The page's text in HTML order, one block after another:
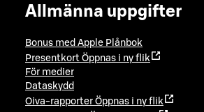
Allmänna uppgifter
Bonus med Apple Plånbok
Presentkort Öppnas i ny flik
För medier
Dataskydd
Oiva-rapporter Öppnas i ny flik